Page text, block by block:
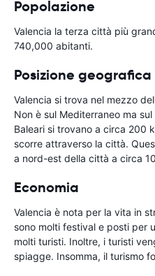
Popolazione
Valencia la terza città più
740,000 abitanti.
Posizione geografica
Valencia si trova nel mezzo
Non è sul Mediterraneo ma
Baleari si trovano a circa 200
scorre attraverso la città.
a nord-est della città a circa
Economia
Valencia è nota per la vita in
sono molti festival e posti per
molti turisti. Inoltre, i turisti
spiagge. Insomma, il turismo